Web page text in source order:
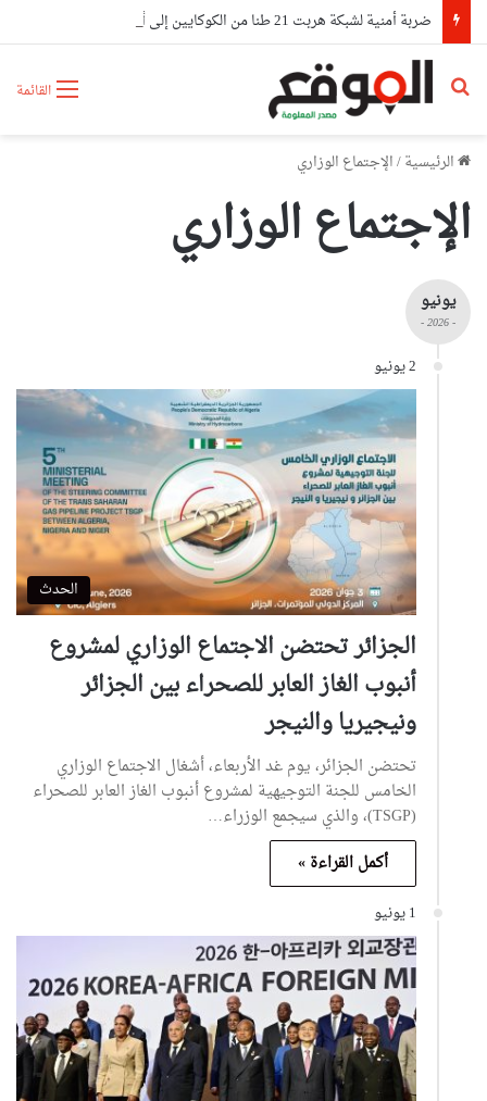
القائمة بحث عن
الرئيسية/الإجتماع الوزاري
الإجتماع الوزاري
يونيو
- 2026 -
2 يونيو
الحدث
الجزائر تحتضن الاجتماع الوزاري لمشروع
أنبوب الغاز العابر للصحراء بين الجزائر
ونيجيريا والنيجر
تحتضن الجزائر، يوم غد الأربعاء، أشغال الاجتماع الوزاري
الخامس للجنة التوجيهية لمشروع أنبوب الغاز العابر للصحراء
(TSGP)، والذي سيجمع الوزراء…
أكمل القراءة »
1 يونيو